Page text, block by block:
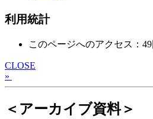
利用統計
このページへのアクセス：49
CLOSE
»
＜アーカイブ資料＞